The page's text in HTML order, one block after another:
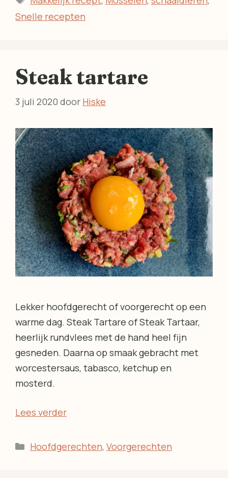
Snelle recepten
Steak tartare
3 juli 2020 door Hiske
Lekker hoofdgerecht of voorgerecht op een
warme dag. Steak Tartare of Steak Tartaar,
heerlijk rundvlees met de hand heel fijn
gesneden. Daarna op smaak gebracht met
worcestersaus, tabasco, ketchup en
mosterd.
Lees verder
Categorieën
Hoofdgerechten, Voorgerechten